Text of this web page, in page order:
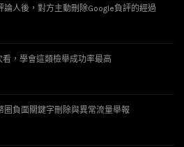
論人後，對方主動刪除Google負評的經過
，學會這類檢舉成功率最高
圈負面關鍵字刪除與異常流量舉報